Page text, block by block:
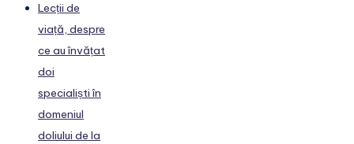
Lecții de
viață, despre
ce au învățat
doi
specialiști în
domeniul
doliului de la